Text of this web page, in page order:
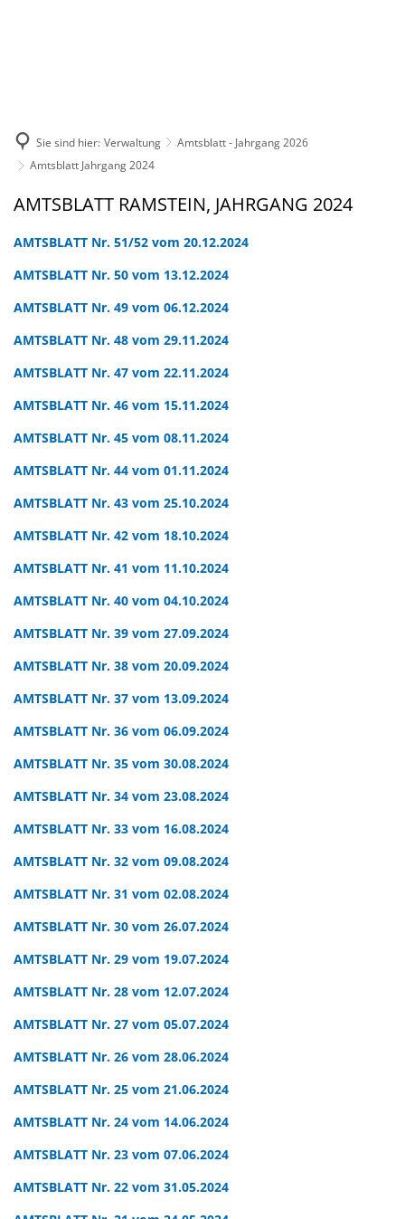
Sie sind hier: Verwaltung
Amtsblatt - Jahrgang 2026
Amtsblatt Jahrgang 2024
Amtsblatt
2024
AMTSBLATT RAMSTEIN, JAHRGANG 2024
AMTSBLATT Nr. 51/52 vom 20.12.2024
AMTSBLATT Nr. 50 vom 13.12.2024
AMTSBLATT Nr. 49 vom 06.12.2024
AMTSBLATT Nr. 48 vom 29.11.2024
AMTSBLATT Nr. 47 vom 22.11.2024
AMTSBLATT Nr. 46 vom 15.11.2024
AMTSBLATT Nr. 45 vom 08.11.2024
AMTSBLATT Nr. 44 vom 01.11.2024
AMTSBLATT Nr. 43 vom 25.10.2024
AMTSBLATT Nr. 42 vom 18.10.2024
AMTSBLATT Nr. 41 vom 11.10.2024
AMTSBLATT Nr. 40 vom 04.10.2024
AMTSBLATT Nr. 39 vom 27.09.2024
AMTSBLATT Nr. 38 vom 20.09.2024
AMTSBLATT Nr. 37 vom 13.09.2024
AMTSBLATT Nr. 36 vom 06.09.2024
AMTSBLATT Nr. 35 vom 30.08.2024
AMTSBLATT Nr. 34 vom 23.08.2024
AMTSBLATT Nr. 33 vom 16.08.2024
AMTSBLATT Nr. 32 vom 09.08.2024
AMTSBLATT Nr. 31 vom 02.08.2024
AMTSBLATT Nr. 30 vom 26.07.2024
AMTSBLATT Nr. 29 vom 19.07.2024
AMTSBLATT Nr. 28 vom 12.07.2024
AMTSBLATT Nr. 27 vom 05.07.2024
AMTSBLATT Nr. 26 vom 28.06.2024
AMTSBLATT Nr. 25 vom 21.06.2024
AMTSBLATT Nr. 24 vom 14.06.2024
AMTSBLATT Nr. 23 vom 07.06.2024
AMTSBLATT Nr. 22 vom 31.05.2024